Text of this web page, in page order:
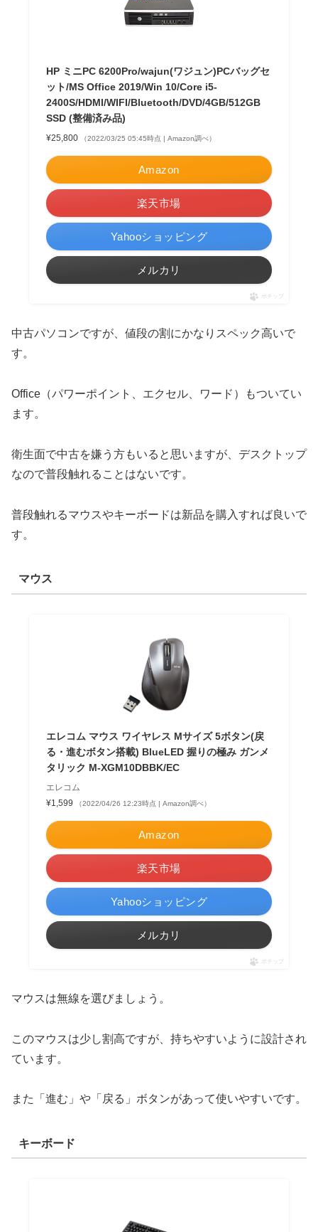
HP ミニPC 6200Pro/wajun(ワジュン)PCバッグセ
ット/MS Office 2019/Win 10/Core i5-
2400S/HDMI/WIFI/Bluetooth/DVD/4GB/512GB
SSD (整備済み品)
¥25,800 （2022/03/25 05:45時点 | Amazon調べ）
Amazon
楽天市場
Yahooショッピング
メルカリ
ポチップ
中古パソコンですが、値段の割にかなりスペック高いで
す。
Office（パワーポイント、エクセル、ワード）もついてい
ます。
衛生面で中古を嫌う方もいると思いますが、デスクトップ
なので普段触れることはないです。
普段触れるマウスやキーボードは新品を購入すれば良いで
す。
マウス
エレコム マウス ワイヤレス Mサイズ 5ボタン(戻
る・進むボタン搭載) BlueLED 握りの極み ガンメ
タリック M-XGM10DBBK/EC
エレコム
¥1,599
（2022/04/26 12:23時点 | Amazon調べ）
Amazon
楽天市場
Yahooショッピング
メルカリ
ポチップ
マウスは無線を選びましょう。
このマウスは少し割高ですが、持ちやすいように設計され
ています。
また「進む」や「戻る」ボタンがあって使いやすいです。
キーボード